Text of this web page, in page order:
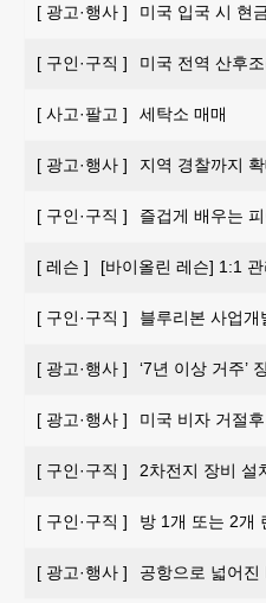
[ 광고·행사 ] 미국 입국 시 현
[ 구인·구직 ] 미국 전역 산후
[ 사고·팔고 ] 세탁소 매매
[ 광고·행사 ] 지역 경찰까지
[ 구인·구직 ] 즐겁게 배우는
[ 레슨 ] [바이올린 레슨] 1:1
[ 구인·구직 ] 블루리본 사업
[ 광고·행사 ] ‘7년 이상 거주’
[ 광고·행사 ] 미국 비자 거절
[ 구인·구직 ] 2차전지 장비 설
[ 구인·구직 ] 방 1개 또는 2개
[ 광고·행사 ] 공항으로 넓어